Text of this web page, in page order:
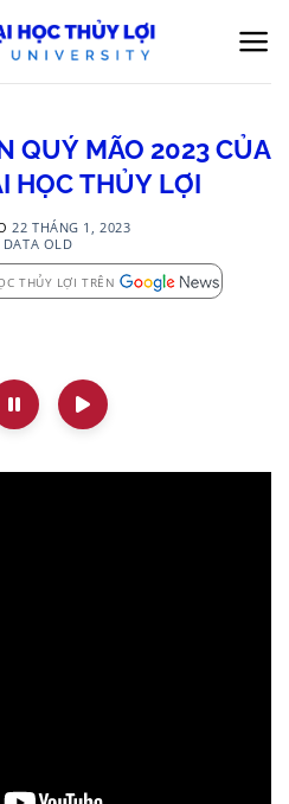
QUÝ MÃO 2023 CỦA
HỌC THỦY LỢI
22 THÁNG 1, 2023
DATA OLD
THỦY LỢI TRÊN